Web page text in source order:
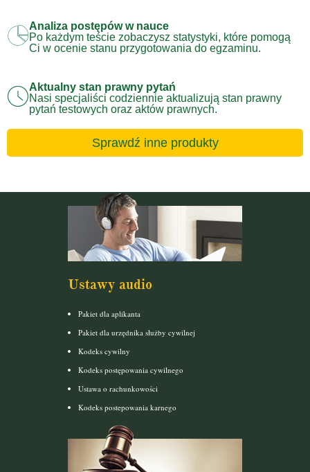
Analiza postępów w nauce
Po każdym teście zobaczysz statystyki, które pomogą
Ci w ocenie stanu przygotowania do egzaminu.
Aktualny stan prawny pytań
Nasi specjaliści codziennie aktualizują stan prawny
pytań testowych oraz aktów prawnych.
Sprawdź inne produkty
Ustawy audio
Pakiet dla aplikanta
Pakiet dla urzędnika służby cywilnej
Kodeks cywilny
Kodeks postępowania cywilnego
Ustawa o rachunkowości
Kodeks postepowania karnego